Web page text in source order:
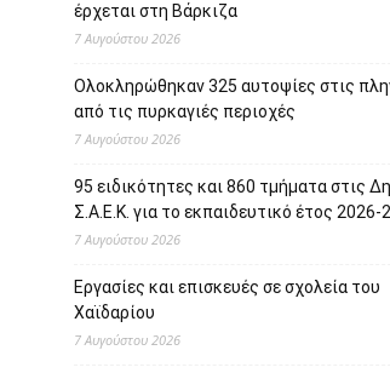
έρχεται στη Βάρκιζα
7 Αυγούστου 2026
Ολοκληρώθηκαν 325 αυτοψίες στις
από τις πυρκαγιές περιοχές
7 Αυγούστου 2026
95 ειδικότητες και 860 τμήματα στις
Σ.Α.Ε.Κ. για το εκπαιδευτικό έτος 2026-
7 Αυγούστου 2026
Εργασίες και επισκευές σε σχολεία του
Χαϊδαρίου
7 Αυγούστου 2026